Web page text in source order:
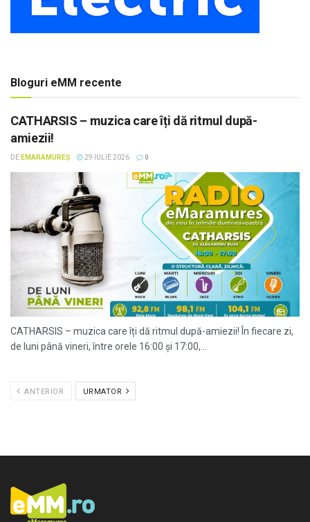
Bloguri eMM recente
CATHARSIS – muzica care îți dă ritmul după-
amiezii!
DE EMARAMUREȘ 29 IULIE 2026 0
CATHARSIS – muzica care îți dă ritmul după-amiezii! În fiecare zi,
de luni până vineri, între orele 16:00 și 17:00,...
ANTERIOR URMATOR